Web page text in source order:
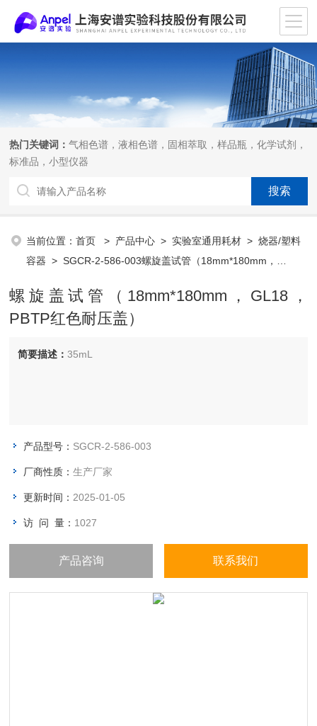
热门关键词：气相色谱，液相色谱，固相萃取，样品瓶，化学试剂，
标准品，小型仪器
当前位置：首页 > 产品中心 > 实验室通用耗材 >烧器/塑料
容器 > SGCR-2-586-003螺旋盖试管（18mm*180mm，
螺旋盖试管（18mm*180mm，GL18，
PBTP红色耐压盖）
简要描述：35mL
产品型号： SGCR-2-586-003
厂商性质：生产厂家
更新时间： 2025-01-05
访 问 量： 1027
产品咨询 联系我们